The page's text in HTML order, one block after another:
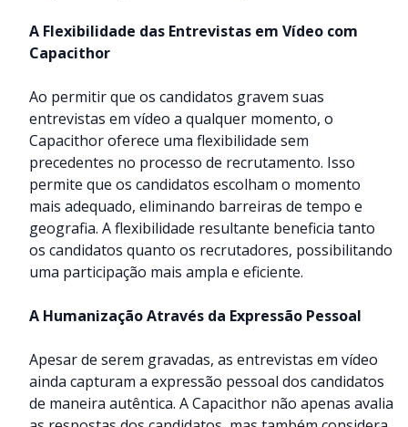
A Flexibilidade das Entrevistas em Vídeo com
Capacithor
Ao permitir que os candidatos gravem suas
entrevistas em vídeo a qualquer momento, o
Capacithor oferece uma flexibilidade sem
precedentes no processo de recrutamento. Isso
permite que os candidatos escolham o momento
mais adequado, eliminando barreiras de tempo e
geografia. A flexibilidade resultante beneficia tanto
os candidatos quanto os recrutadores, possibilitando
uma participação mais ampla e eficiente.
A Humanização Através da Expressão Pessoal
Apesar de serem gravadas, as entrevistas em vídeo
ainda capturam a expressão pessoal dos candidatos
de maneira autêntica. A Capacithor não apenas avalia